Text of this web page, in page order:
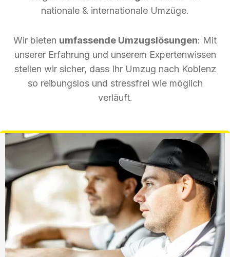
nationale & internationale Umzüge.
Wir bieten umfassende Umzugslösungen: Mit
unserer Erfahrung und unserem Expertenwissen
stellen wir sicher, dass Ihr Umzug nach Koblenz
so reibungslos und stressfrei wie möglich
verläuft.